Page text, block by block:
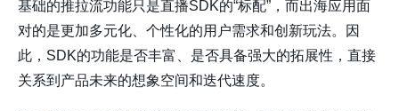
基础的推拉流功能只是直播SDK的“标配”，而出海应用面
对的是更加多元化、个性化的用户需求和创新玩法。因
此，SDK的功能是否丰富、是否具备强大的拓展性，直接
关系到产品未来的想象空间和迭代速度。